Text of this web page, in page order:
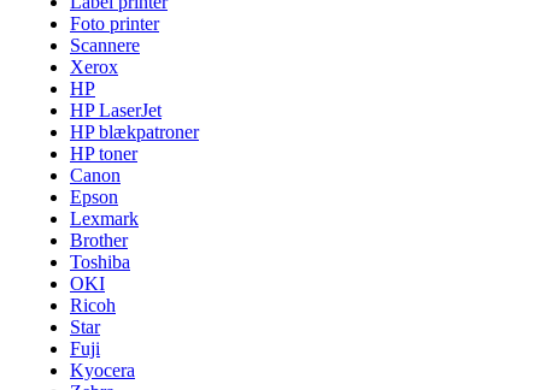
Foto printer
Scannere
Xerox
HP
HP LaserJet
HP blækpatroner
HP toner
Canon
Epson
Lexmark
Brother
Toshiba
OKI
Ricoh
Star
Fuji
Kyocera